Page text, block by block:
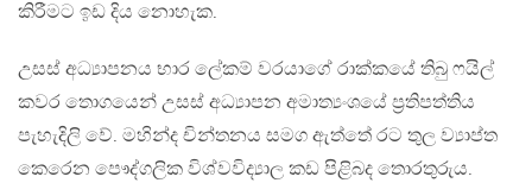
කිරීමට ඉඩ දිය නොහැක.
උසස් අධ්‍යාපනය භාර ලේකම් වරයාගේ රාක්කයේ තිබු ෆයිල්
කවර තොගයෙන් උසස් අධ්‍යාපන අමාත්‍යංශයේ ප්‍රතිපත්තිය
පැහැදිලි වේ. මහින්ද චින්තනය සමග ඇත්තේ රට තුල ව්‍යාප්ත
කෙරෙන පෞද්ගලික විශ්වවිද්‍යාල කඩ පිළිබද තොරතුරුය.